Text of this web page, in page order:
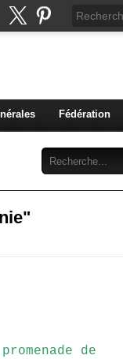
Fédération
de